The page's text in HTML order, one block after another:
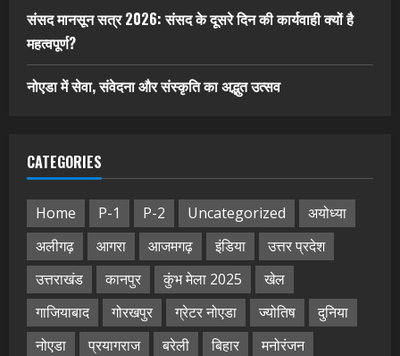
संसद मानसून सत्र 2026: संसद के दूसरे दिन की कार्यवाही क्यों है
महत्वपूर्ण?
नोएडा में सेवा, संवेदना और संस्कृति का अद्भुत उत्सव
CATEGORIES
Home P-1 P-2 Uncategorized
अयोध्या
अलीगढ़
आगरा आजमगढ़ इंडिया
उत्तर प्रदेश
उत्तराखंड
कानपुर कुंभ मेला 2025
खेल
गाजियाबाद
गोरखपुर ग्रेटर नोएडा ज्योतिष
दुनिया
नोएडा
प्रयागराज बरेली बिहार मनोरंजन